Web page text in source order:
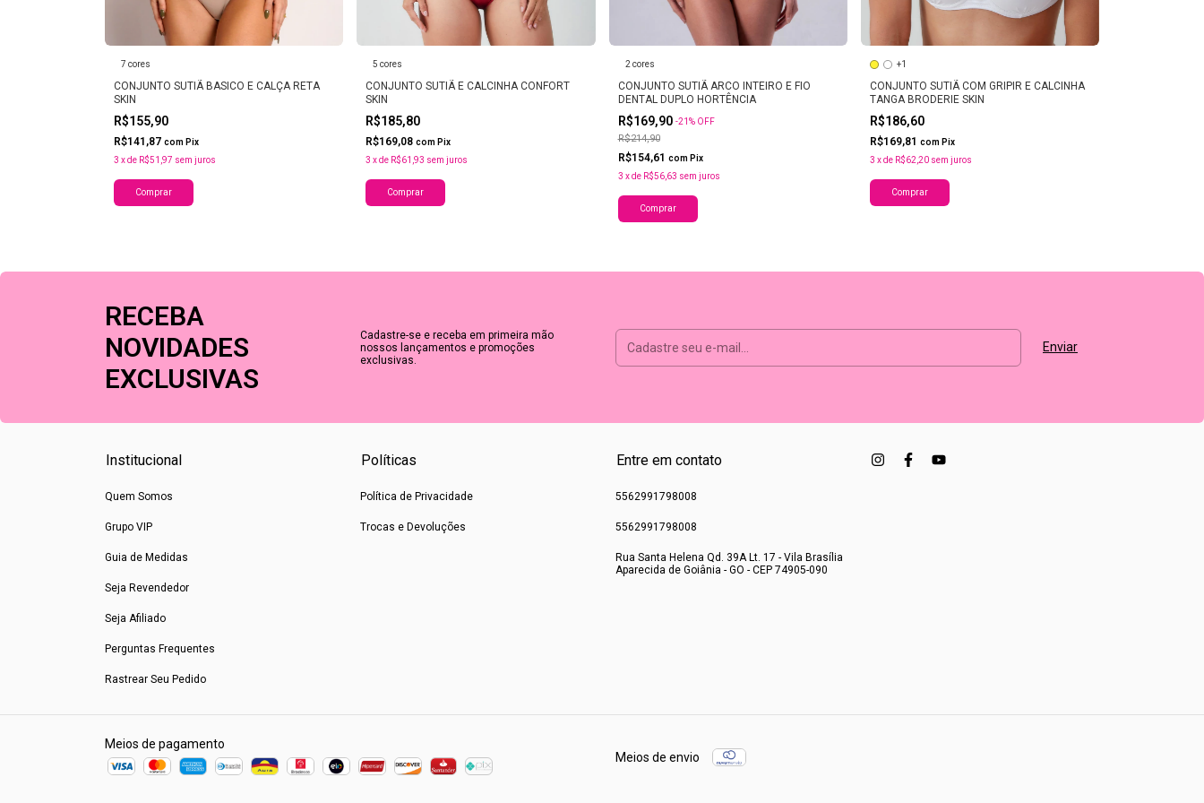
7 cores
CONJUNTO SUTIÃ BASICO E CALÇA RETA
SKIN
R$155,90
R$141,87 com Pix
3 xde R$51,97 sem juros
Comprar
5 cores
CONJUNTO SUTIÃ E CALCINHA CONFORT
SKIN
R$185,80
R$169,08com Pix
3 xde R$61,93 sem juros
Comprar
2 cores
CONJUNTO SUTIÃ ARCO INTEIRO E FIO
DENTAL DUPLO HORTÊNCIA
R$169,90 -21 % OFF
R$214,90
R$154,61 com Pix
3 xde R$56,63 sem juros
Comprar
+1
CONJUNTO SUTIÃ COM GRIPIR E CALCINHA
TANGA BRODERIE SKIN
R$186,60
R$169,81 com Pix
3 xde R$62,20 sem juros
Comprar
RECEBA
NOVIDADES
EXCLUSIVAS
Cadastre-se e receba em primeira mão
nossos lançamentos e promoções
exclusivas.
Institucional
Quem Somos
Grupo VIP
Guia de Medidas
Seja Revendedor
Seja Afiliado
Perguntas Frequentes
Rastrear Seu Pedido
Políticas
Política de Privacidade
Trocas e Devoluções
Entre em contato
5562991798008
5562991798008
Rua Santa Helena Qd. 39A Lt. 17 - Vila Brasília
Aparecida de Goiânia - GO - CEP 74905-090
Meios de pagamento
Meios de envio